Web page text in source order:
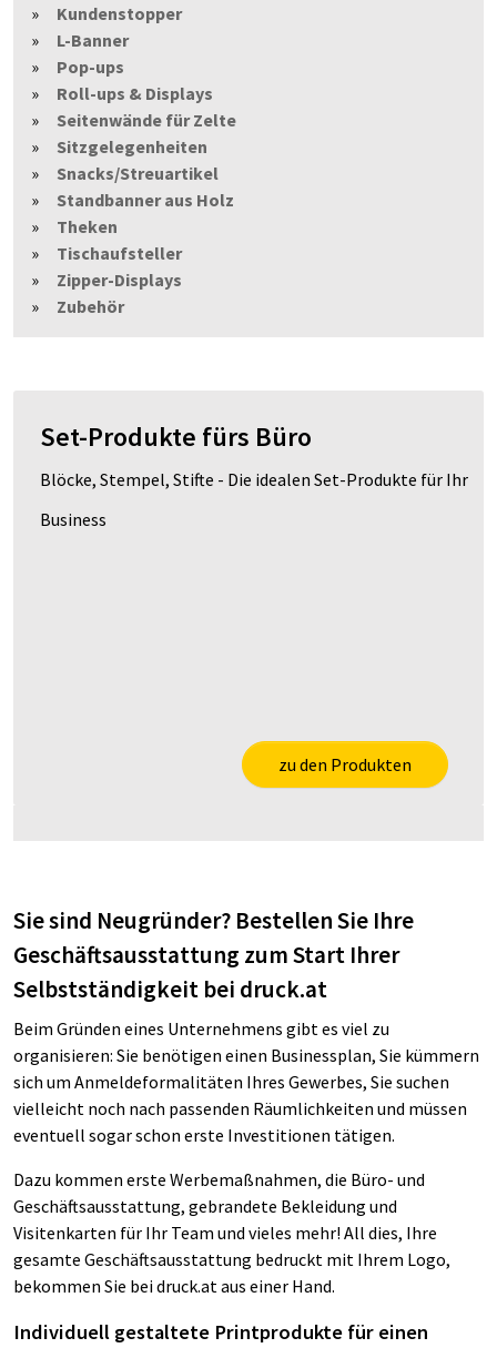
Kundenstopper
L-Banner
Pop-ups
Roll-ups & Displays
Seitenwände für Zelte
Sitzgelegenheiten
Snacks/Streuartikel
Standbanner aus Holz
Theken
Tischaufsteller
Zipper-Displays
Zubehör
Set-Produkte fürs Büro
Blöcke, Stempel, Stifte - Die idealen Set-Produkte für Ihr
Business
zu den Produkten
Sie sind Neugründer? Bestellen Sie Ihre
Geschäftsausstattung zum Start Ihrer
Selbstständigkeit bei druck.at
Beim Gründen eines Unternehmens gibt es viel zu
organisieren: Sie benötigen einen Businessplan, Sie kümmern
sich um Anmeldeformalitäten Ihres Gewerbes, Sie suchen
vielleicht noch nach passenden Räumlichkeiten und müssen
eventuell sogar schon erste Investitionen tätigen.
Dazu kommen erste Werbemaßnahmen, die Büro- und
Geschäftsausstattung, gebrandete Bekleidung und
Visitenkarten für Ihr Team und vieles mehr! All dies, Ihre
gesamte Geschäftsausstattung bedruckt mit Ihrem Logo,
bekommen Sie bei druck.at aus einer Hand.
Individuell gestaltete Printprodukte für einen